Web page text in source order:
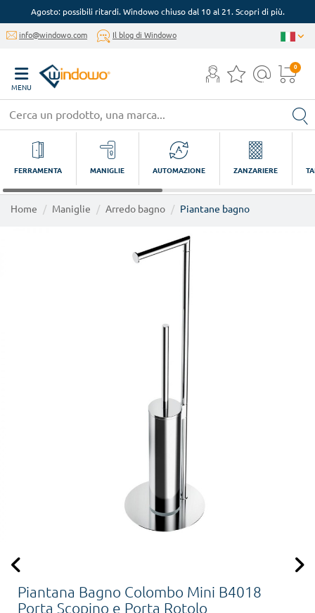
Agosto: possibili ritardi. Windowo chiuso dal 10 al 21. Scopri di più.
info@windowo.com Il blog di Windowo
MENU
0
FERRAMENTA MANIGLIE AUTOMAZIONE ZANZARIERE
Home Maniglie Arredo bagno Piantane bagno
Piantana Bagno Colombo Mini B4018
Porta Scopino e Porta Rotolo